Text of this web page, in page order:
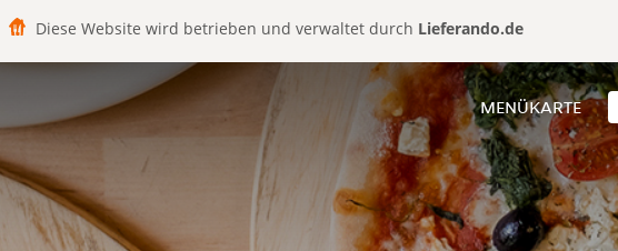
Diese Website wird betrieben und verwaltet durch Lieferando.de
MENÜKARTE